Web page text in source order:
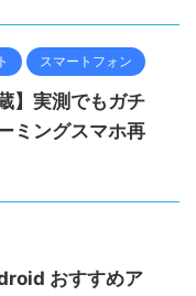
スマートフォン
】実測でもガチ
ミングスマホ再
おすすめア